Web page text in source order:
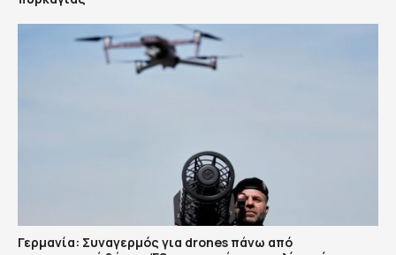
Γερμανία: Συναγερμός για drones πάνω από